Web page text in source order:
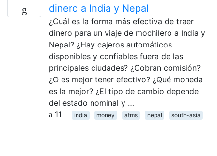
dinero a India y Nepal
¿Cuál es la forma más efectiva de traer
dinero para un viaje de mochilero a India y
Nepal? ¿Hay cajeros automáticos
disponibles y confiables fuera de las
principales ciudades? ¿Cobran comisión?
¿O es mejor tener efectivo? ¿Qué moneda
es la mejor? ¿El tipo de cambio depende
del estado nominal y …
11
india money atms nepal south-asia